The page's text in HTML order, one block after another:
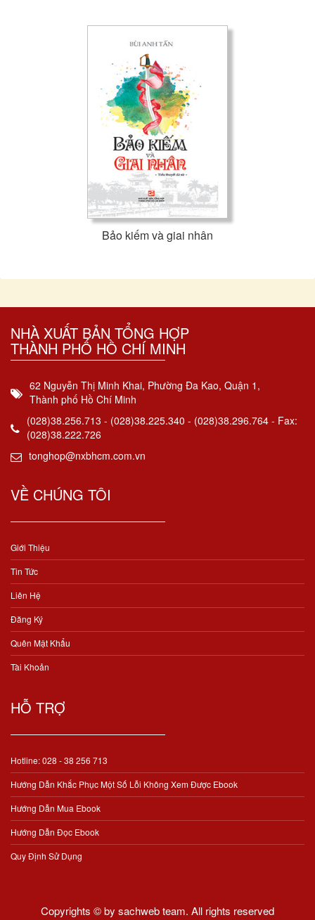
Bảo kiếm và giai nhân
NHÀ XUẤT BẢN TỔNG HỢP
THÀNH PHỐ HỒ CHÍ MINH
62 Nguyễn Thị Minh Khai, Phường Đa Kao, Quận 1,
Thành phố Hồ Chí Minh
(028)38.256.713 - (028)38.225.340 - (028)38.296.764 - Fax:
(028)38.222.726
tonghop@nxbhcm.com.vn
VỀ CHÚNG TÔI
Giới Thiệu
Tin Tức
Liên Hệ
Đăng Ký
Quên Mật Khẩu
Tài Khoản
HỖ TRỢ
Hotline: 028 - 38 256 713
Hướng Dẫn Khắc Phục Một Số Lỗi Không Xem Được Ebook
Hướng Dẫn Mua Ebook
Hướng Dẫn Đọc Ebook
Quy Định Sử Dụng
Copyrights © by sachweb team. All rights reserved